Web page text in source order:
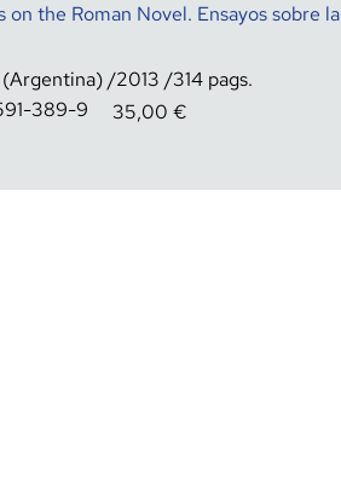
the Roman Novel. Ensayos sobre la
2013 314
389-9 35,00 €